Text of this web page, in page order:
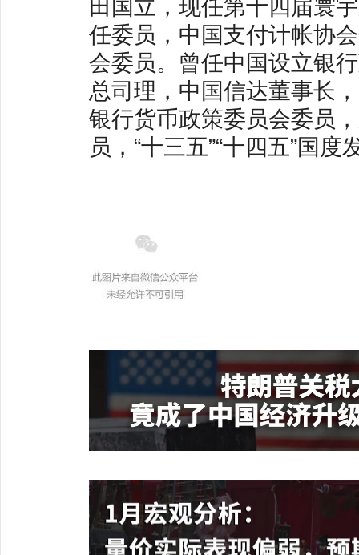
田国立，现任第十四届寰
任委员，中国支付计帐协
会委员。曾任中国设立银
总司理，中国信达董事长
银行货币政策委员会委员
员，“十三五”“十四五”国